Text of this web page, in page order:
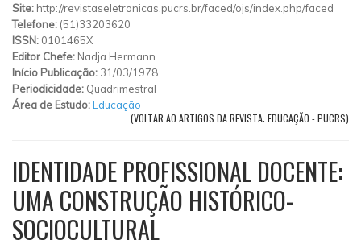
Site: http://revistaseletronicas.pucrs.br/faced/ojs/index.php/faced
Telefone: (51)33203620
ISSN: 0101465X
Editor Chefe: Nadja Hermann
Início Publicação: 31/03/1978
Periodicidade: Quadrimestral
Área de Estudo:Educação
(VOLTAR AO ARTIGOS DA REVISTA: EDUCAÇÃO - PUCRS)
IDENTIDADE PROFISSIONAL DOCENTE:
UMA CONSTRUÇÃO HISTÓRICO-
SOCIOCULTURAL